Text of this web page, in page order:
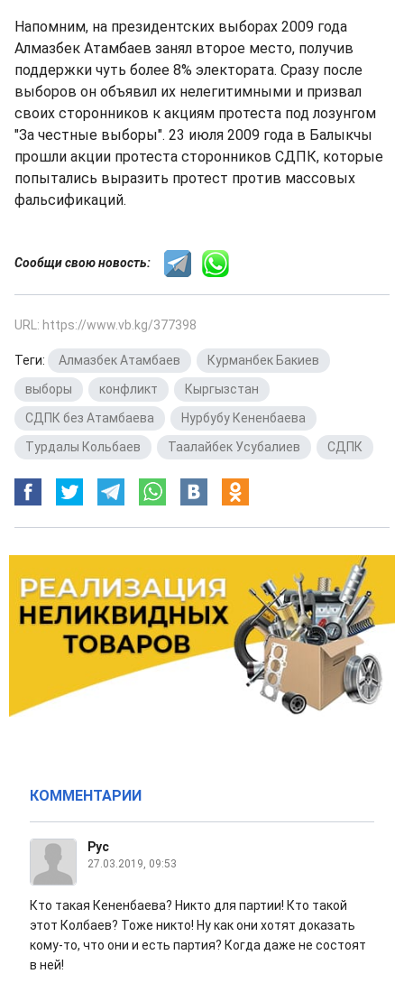
Напомним, на президентских выборах 2009 года
Алмазбек Атамбаев занял второе место, получив
поддержки чуть более 8% электората. Сразу после
выборов он объявил их нелегитимными и призвал
своих сторонников к акциям протеста под лозунгом
"За честные выборы". 23 июля 2009 года в Балыкчы
прошли акции протеста сторонников СДПК, которые
попытались выразить протест против массовых
фальсификаций.
Сообщи свою новость:
URL: https://www.vb.kg/377398
Теги: Алмазбек Атамбаев Курманбек Бакиев
выборы
конфликт Кыргызстан
СДПК без Атамбаева
Нурбубу Кененбаева
Турдалы Кольбаев
Таалайбек Усубалиев СДПК
КОММЕНТАРИИ
Рус
27.03.2019, 09:53
Кто такая Кененбаева? Никто для партии! Кто такой
этот Колбаев? Тоже никто! Ну как они хотят доказать
кому-то, что они и есть партия? Когда даже не состоят
в ней!